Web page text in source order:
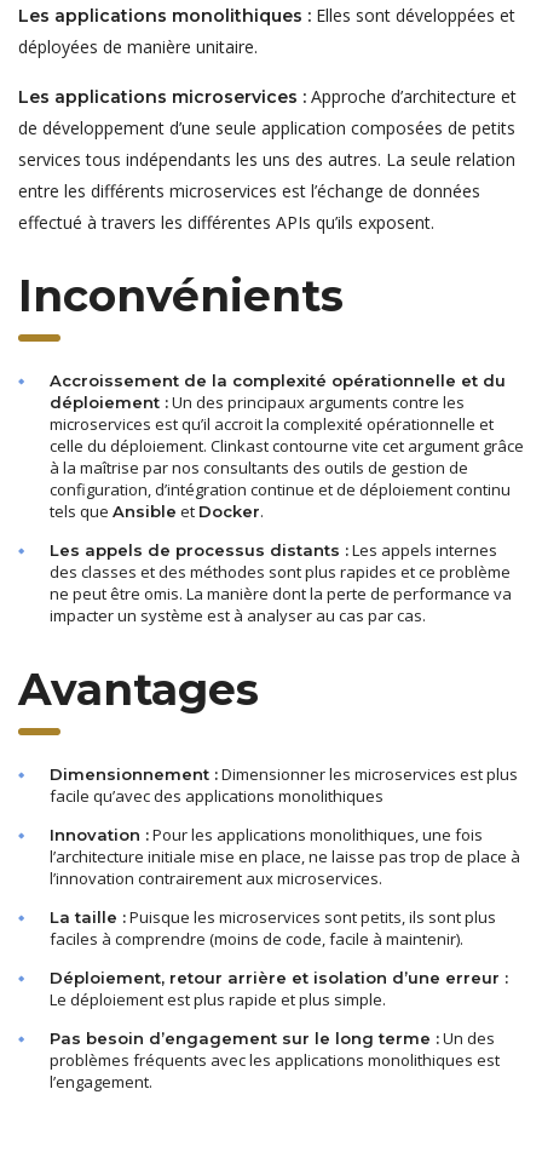
Les applications monolithiques : Elles sont développées et
déployées de manière unitaire.
Les applications microservices : Approche d’architecture et
de développement d’une seule application composées de petits
services tous indépendants les uns des autres. La seule relation
entre les différents microservices est l’échange de données
effectué à travers les différentes APIs qu’ils exposent.
Inconvénients
Accroissement de la complexité opérationnelle et du
déploiement :Un des principaux arguments contre les
microservices est qu’il accroit la complexité opérationnelle et
celle du déploiement. Clinkast contourne vite cet argument grâce
à la maîtrise par nos consultants des outils de gestion de
configuration, d’intégration continue et de déploiement continu
tels que Ansible et Docker.
Les appels de processus distants :Les appels internes
des classes et des méthodes sont plus rapides et ce problème
ne peut être omis. La manière dont la perte de performance va
impacter un système est à analyser au cas par cas.
Avantages
Dimensionnement :Dimensionner les microservices est plus
facile qu’avec des applications monolithiques
Innovation :Pour les applications monolithiques, une fois
l’architecture initiale mise en place, ne laisse pas trop de place à
l’innovation contrairement aux microservices.
La taille :Puisque les microservices sont petits, ils sont plus
faciles à comprendre (moins de code, facile à maintenir).
Déploiement, retour arrière et isolation d’une erreur :
Le déploiement est plus rapide et plus simple.
Pas besoin d’engagement sur le long terme :Un des
problèmes fréquents avec les applications monolithiques est
l’engagement.